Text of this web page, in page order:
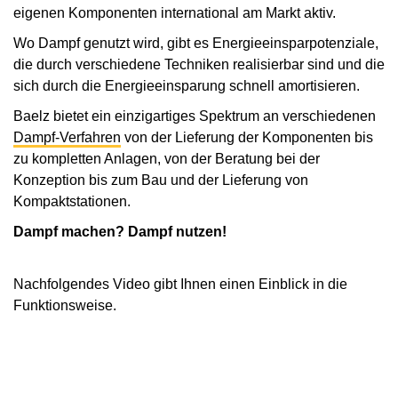
eigenen Komponenten international am Markt aktiv.
Wo Dampf genutzt wird, gibt es Energieeinsparpotenziale,
die durch verschiedene Techniken realisierbar sind und die
sich durch die Energieeinsparung schnell amortisieren.
Baelz bietet ein einzigartiges Spektrum an verschiedenen
Dampf-Verfahren von der Lieferung der Komponenten bis
zu kompletten Anlagen, von der Beratung bei der
Konzeption bis zum Bau und der Lieferung von
Kompaktstationen.
Dampf machen? Dampf nutzen!
Nachfolgendes Video gibt Ihnen einen Einblick in die
Funktionsweise.